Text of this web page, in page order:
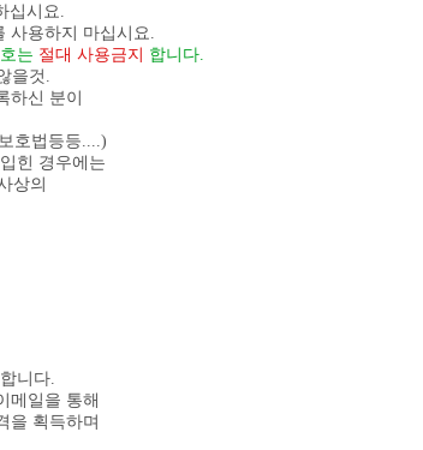
십시요.
사용하지 마십시요.
는 절대 사용금지
합니다.
을것.
신 분이
호법등등....)
힌 경우에는
상의
니다.
메일을 통해
획득하며